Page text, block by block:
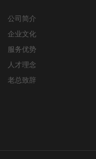
公司简介
企业文化
服务优势
人才理念
老总致辞